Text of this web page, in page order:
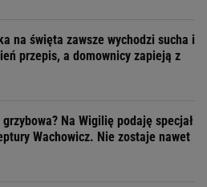
na święta zawsze wychodzi sucha i
przepis, a domownicy zapieją z
grzybowa? Na Wigilię podaję specjał
Wachowicz. Nie zostaje nawet